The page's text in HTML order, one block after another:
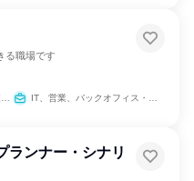
る職場です
IT、営業、バックオフィス・事務・受付、学術研究、製造・生産工程
ランナー・シナリ